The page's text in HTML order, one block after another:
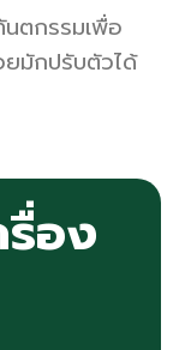
ตกรรมเพื่อ
ยมักปรับตัวได้
อง